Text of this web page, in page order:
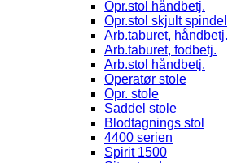
Opr.stol håndbetj.
Opr.stol skjult spindel
Arb.taburet, håndbetj.
Arb.taburet, fodbetj.
Arb.stol håndbetj.
Operatør stole
Opr. stole
Saddel stole
Blodtagnings stol
4400 serien
Spirit 1500